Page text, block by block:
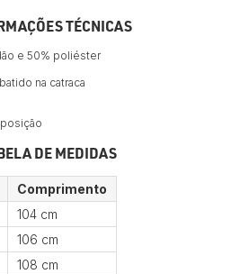
TÉCNICAS
e 50% poliéster
na catraca
DE MEDIDAS
Comprimento
104 cm
106 cm
108 cm